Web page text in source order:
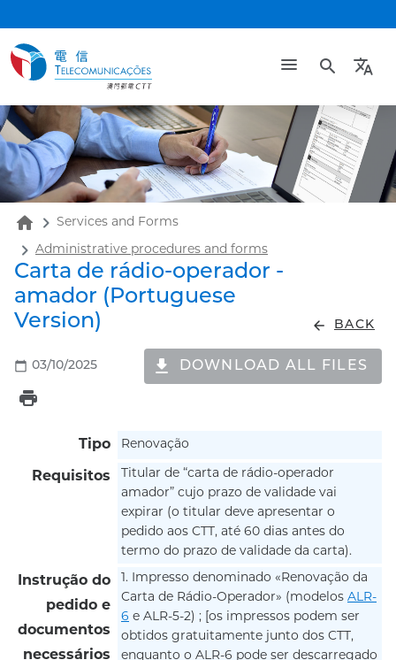
search translate
home Services and Forms
Administrative procedures and forms
Carta de rádio-operador -
amador (Portuguese
Version)
arrow_back BACK
calendar_today 03/10/2025 DOWNLOAD ALL FILES
print
Tipo Renovação
Requisitos
Titular de “carta de rádio-operador
amador” cujo prazo de validade vai
expirar (o titular deve apresentar o
pedido aos CTT, até 60 dias antes do
termo do prazo de validade da carta).
Instrução do
pedido e
documentos
necessários
1. Impresso denominado «Renovação da
Carta de Rádio-Operador» (modelos ALR-
6 e ALR-5-2) ; [os impressos podem ser
obtidos gratuitamente junto dos CTT,
enquanto o ALR-6 pode ser descarregado